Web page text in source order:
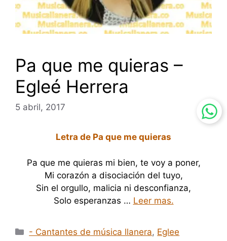
Pa que me quieras –
Egleé Herrera
5 abril, 2017
Letra de Pa que me quieras
Pa que me quieras mi bien, te voy a poner,
Mi corazón a disociación del tuyo,
Sin el orgullo, malicia ni desconfianza,
Solo esperanzas … Leer mas.
Categorías
- Cantantes de música llanera, Eglee